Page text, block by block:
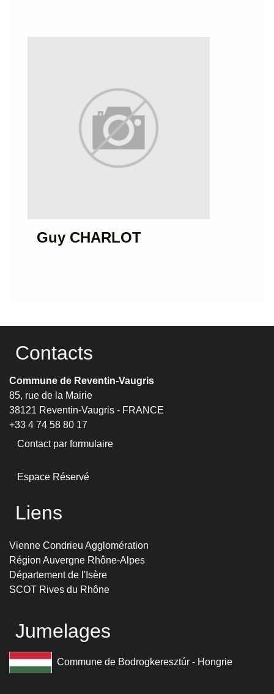
Guy CHARLOT
Contacts
Commune de Reventin-Vaugris
85, rue de la Mairie
38121 Reventin-Vaugris - FRANCE
+33 4 74 58 80 17
Contact par formulaire
Espace Réservé
Liens
Vienne Condrieu Agglomération
Région Auvergne Rhône-Alpes
Département de l'Isère
SCOT Rives du Rhône
Jumelages
Commune de Bodrogkeresztúr - Hongrie